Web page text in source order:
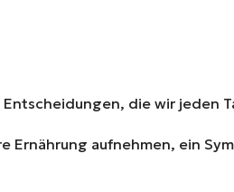
die wir jeden
aufnehmen, ein